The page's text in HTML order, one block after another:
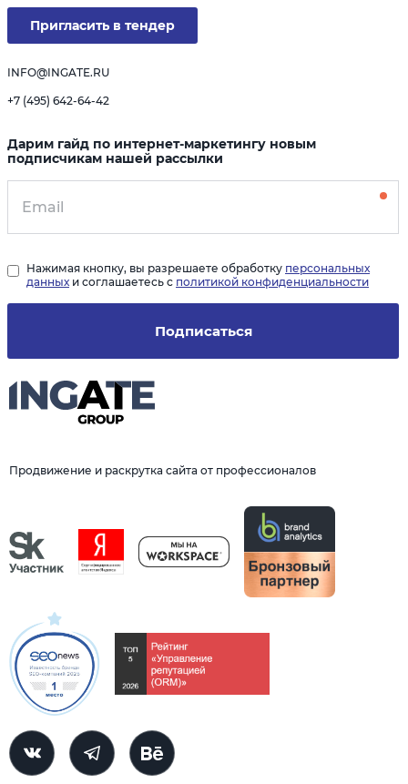
Продвижение и раскрутка сайта от профессионалов
Пригласить в тендер
INFO@INGATE.RU
+7 (495) 642-64-42
Дарим гайд по интернет-маркетингу новым
подписчикам нашей рассылки
Подписаться
Нажимая кнопку, вы разрешаете обработку персональных
данных и соглашаетесь с политикой конфиденциальности